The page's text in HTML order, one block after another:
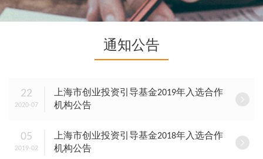
通知公告
22
2020-07
上海市创业投资引导基金2019年入选合作
机构公告
05
2019-02
上海市创业投资引导基金2018年入选合作
机构公告